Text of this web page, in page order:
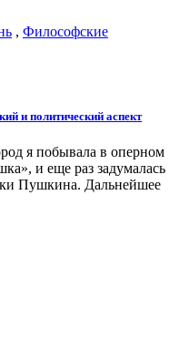
, Философские
и политический аспект
я побывала в оперном
и еще раз задумалась
Пушкина. Дальнейшее